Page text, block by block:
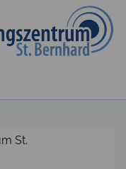
St.